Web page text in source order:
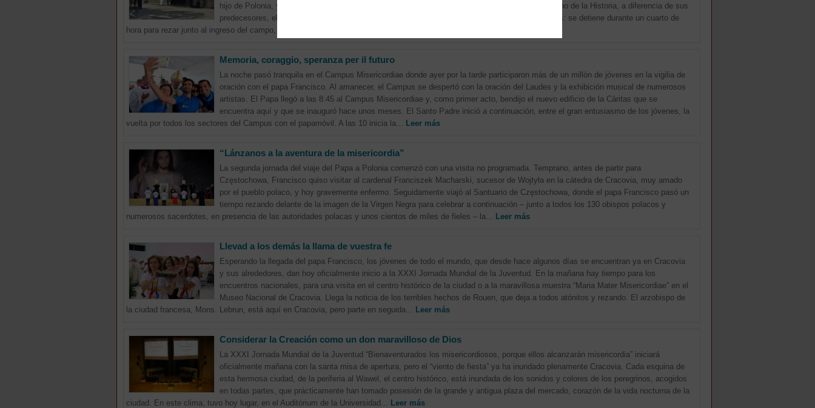
hijo de Polonia, y Benedicto XVI, hijo de Alemania. El papa Francisco, primer papa latinoamericano de la Historia, a diferencia de sus
predecesores, eligió el silencio. No pronuncia palabra alguna, pero hace gestos muy significativos: se detiene durante un cuarto de
hora para rezar junto al ingreso del campo, besa el palo de los ahorcamientos,...
Memoria, coraggio, speranza per il futuro
La noche pasó tranquila en el Campus Misericordiae donde ayer por la tarde participaron más de un millón de jóvenes en la vigilia de
oración con el papa Francisco. Al amanecer, el Campus se despertó con la oración del Laudes y la exhibición musical de numerosos
artistas. El Papa llegó a las 8:45 al Campus Misericordiae y, como primer acto, bendijo el nuevo edificio de la Cáritas que se
encuentra aquí y que se inauguró hace unos meses. El Santo Padre inició a continuación, entre el gran entusiasmo de los jóvenes, la
vuelta por todos los sectores del Campus con el papamóvil. A las 10 inicia la... Leer más
“Lánzanos a la aventura de la misericordia”
La segunda jornada del viaje del Papa a Polonia comenzó con una visita no programada. Temprano, antes de partir para
Częstochowa, Francisco quiso visitar al cardenal Franciszek Macharski, sucesor de Wojtyła en la cátedra de Cracovia, muy amado
por el pueblo polaco, y hoy gravemente enfermo. Seguidamente viajó al Santuario de Częstochowa, donde el papa Francisco pasó un
tiempo rezando delante de la imagen de la Virgen Negra para celebrar a continuación – junto a todos los 130 obispos polacos y
numerosos sacerdotes, en presencia de las autoridades polacas y unos cientos de miles de fieles – la... Leer más
Llevad a los demás la llama de vuestra fe
Esperando la llegada del papa Francisco, los jóvenes de todo el mundo, que desde hace algunos días se encuentran ya en Cracovia
y sus alrededores, dan hoy oficialmente inicio a la XXXI Jornada Mundial de la Juventud. En la mañana hay tiempo para los
encuentros nacionales, para una visita en el centro histórico de la ciudad o a la maravillosa muestra “Maria Mater Misericordiae” en el
Museo Nacional de Cracovia. Llega la noticia de los terribles hechos de Rouen, que deja a todos atónitos y rezando. El arzobispo de
la ciudad francesa, Mons. Lebrun, está aquí en Cracovia, pero parte en seguida... Leer más
Considerar la Creación como un don maravilloso de Dios
La XXXI Jornada Mundial de la Juventud “Bienaventurados los misericordiosos, porque ellos alcanzarán misericordia” iniciará
oficialmente mañana con la santa misa de apertura, pero el “viento de fiesta” ya ha inundado plenamente Cracovia. Cada esquina de
esta hermosa ciudad, de la periferia al Wawel, el centro histórico, está inundada de los sonidos y colores de los peregrinos, acogidos
en todas partes, que prácticamente han tomado posesión de la grande y antigua plaza del mercado, corazón de la vida nocturna de la
ciudad. En este clima, tuvo hoy lugar, en el Auditórium de la Universidad... Leer más